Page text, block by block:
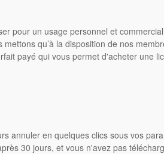
pour un usage personnel et
qu’à la disposition de nos
payé qui vous permet d'acheter une
annuler en quelques clics sous vos
30 jours, et vous n'avez pas